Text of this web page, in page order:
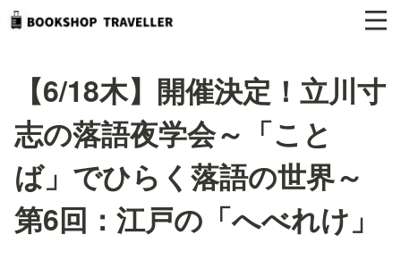
【6/18木】開催決定！立川寸
志の落語夜学会～「こと
ば」でひらく落語の世界～
第6回：江戸の「へべれけ」